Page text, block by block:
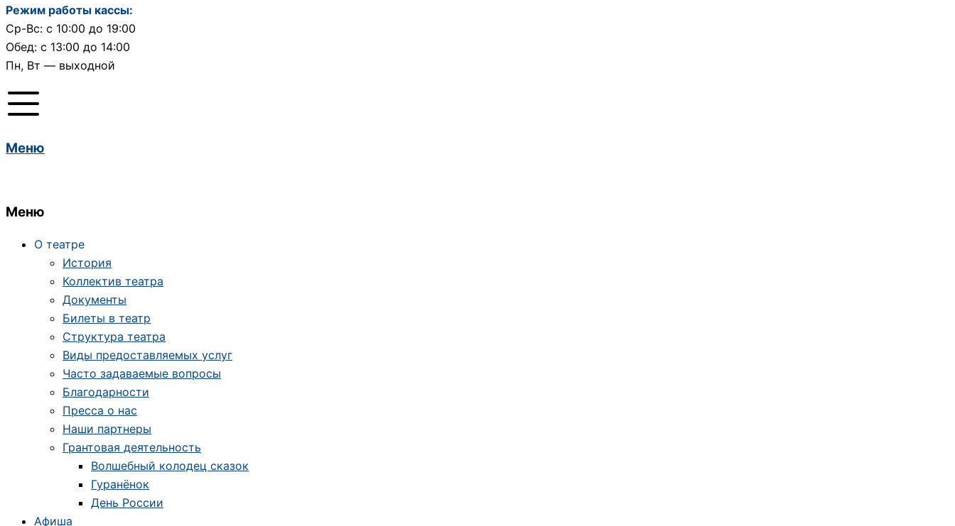
Режим работы кассы:
Ср-Вс: с 10:00 до 19:00
Обед: с 13:00 до 14:00
Пн, Вт — выходной
Меню
Меню
О театре
История
Коллектив театра
Документы
Билеты в театр
Структура театра
Виды предоставляемых услуг
Часто задаваемые вопросы
Благодарности
Пресса о нас
Наши партнеры
Грантовая деятельность
Волшебный колодец сказок
Гуранёнок
День России
Афиша